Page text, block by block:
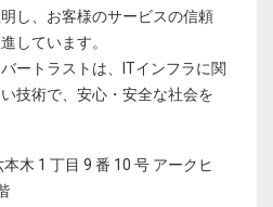
し、お客様のサービスの信頼
しています。
ートラストは、ITインフラに関
技術で、安心・安全な社会を
木 1 丁目 9 番 10 号 アークヒ